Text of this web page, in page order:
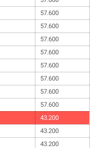
57.600
57.600
57.600
57.600
57.600
57.600
57.600
57.600
43.200
43.200
43.200